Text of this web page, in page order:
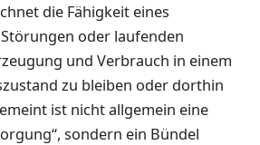
die Fähigkeit eines
oder laufenden
und Verbrauch in einem
zu bleiben oder dorthin
ist nicht allgemein eine
sondern ein Bündel